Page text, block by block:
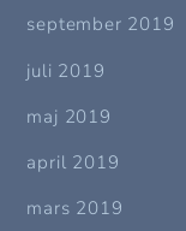
september 2019
juli 2019
maj 2019
april 2019
mars 2019